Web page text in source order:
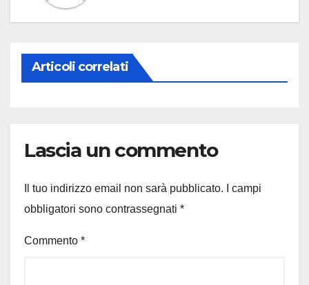
Articoli correlati
Lascia un commento
Il tuo indirizzo email non sarà pubblicato.
I campi
obbligatori sono contrassegnati *
Commento *